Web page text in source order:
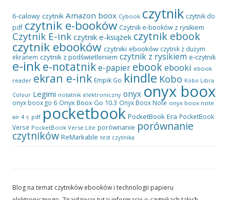
6-calowy czytnik Amazon boox Cybook czytnik czytnik do
pdf czytnik e-booków Czytnik e-booków z rysikiem
Czytnik E-ink czytnik e-książek czytnik ebook
czytnik ebooków czytniki ebooków czytnik z dużym
ekranem czytnik z podświetleniem czytnik z rysikiem e-czytnik
e-ink e-notatnike-papier ebookebooki ebook
reader ekran e-ink Empik Go kindle Kobo Kobo Libra
Colour Legimi notatnik elektroniczny onyx onyx boox
onyx boox go 6 Onyx Boox Go 10.3 Onyx Boox Note onyx boox note
air 4 c pdf pocketbook PocketBook Era PocketBook
Verse PocketBook Verse Lite porównanie porównanie
czytników ReMarkable test czytnika
Blog na temat czytników ebooków i technologii papieru